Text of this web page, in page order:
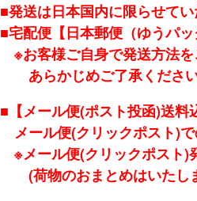
■発送は日本国内に限らせてい
■宅配便【日本郵便（ゆうパ
※お客様ご自身で発送方法
あらかじめご了承ください
■【メール便(ポスト投函)送
メール便(クリックポスト)で
※メール便(クリックポスト)
(荷物のおまとめはいたし